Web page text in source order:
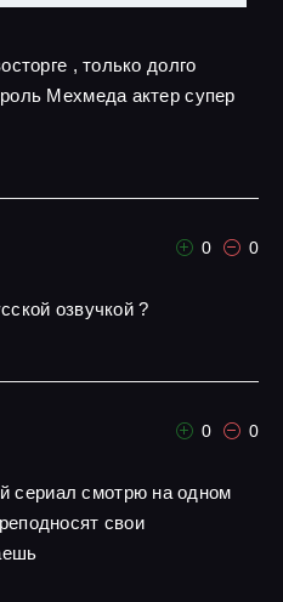
, только долго
Мехмеда актер супер
0 0
озвучкой ?
0 0
сериал смотрю на одном
свои